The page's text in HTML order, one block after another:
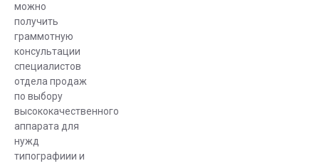
можно
получить
граммотную
консультации
специалистов
отдела продаж
по выбору
высококачественного
аппарата для
нужд
типографиии и